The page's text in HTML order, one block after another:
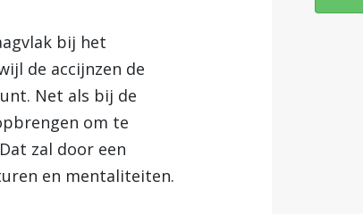
bij het
de accijnzen de
Net als bij de
om te
zal door een
en mentaliteiten.